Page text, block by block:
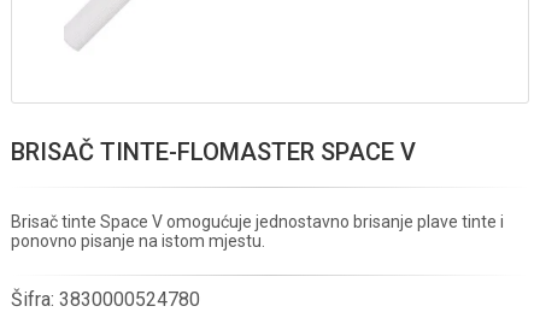
BRISAČ TINTE-FLOMASTER SPACE V
Brisač tinte Space V omogućuje jednostavno brisanje plave tinte i
ponovno pisanje na istom mjestu.
Šifra: 3830000524780